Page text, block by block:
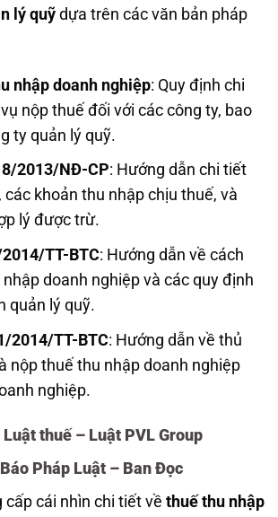
lý quỹ dựa trên các văn bản pháp
nhập doanh nghiệp: Quy định chi
nộp thuế đối với các công ty, bao
ty quản lý quỹ.
2013/NĐ-CP: Hướng dẫn chi tiết
các khoản thu nhập chịu thuế, và
lý được trừ.
TT-BTC: Hướng dẫn về cách
doanh nghiệp và các quy định
quản lý quỹ.
2014/TT-BTC: Hướng dẫn về thủ
nộp thuế thu nhập doanh nghiệp
nghiệp.
thuế – Luật PVL Group
Pháp Luật – Ban Đọc
cấp cái nhìn chi tiết về thuế thu nhập